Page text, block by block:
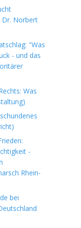
Dr. Norbert
"Was
- und das
Was
-
Rhein-
bei